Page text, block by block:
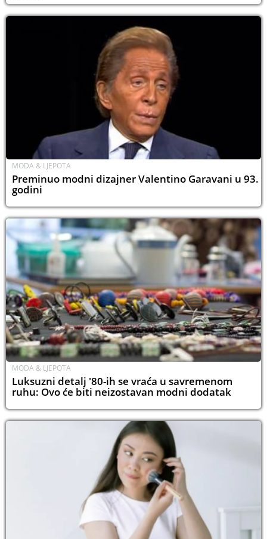
MODA & LJEPOTA
Preminuo modni dizajner Valentino Garavani u 93.
godini
MODA & LJEPOTA
Luksuzni detalj '80-ih se vraća u savremenom
ruhu: Ovo će biti neizostavan modni dodatak